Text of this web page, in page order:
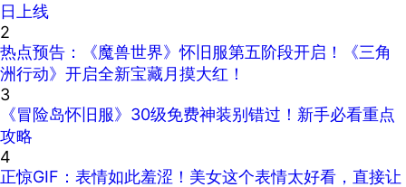
日上线
2
热点预告：《魔兽世界》怀旧服第五阶段开启！《三角
洲行动》开启全新宝藏月摸大红！
3
《冒险岛怀旧服》30级免费神装别错过！新手必看重点
攻略
4
正惊GIF：表情如此羞涩！美女这个表情太好看，直接让